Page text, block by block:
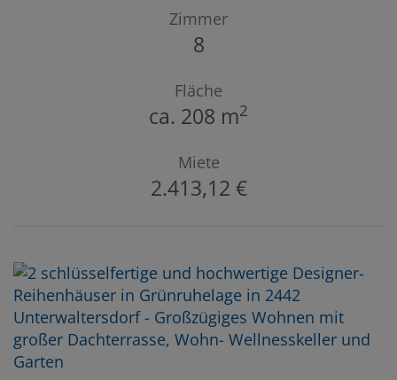
Zimmer
8
Fläche
ca. 208 m2
Miete
2.413,12 €